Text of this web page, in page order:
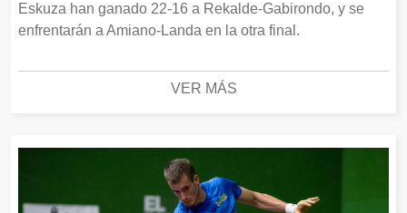
Eskuza han ganado 22-16 a Rekalde-Gabirondo, y se
enfrentarán a Amiano-Landa en la otra final.
VER MÁS